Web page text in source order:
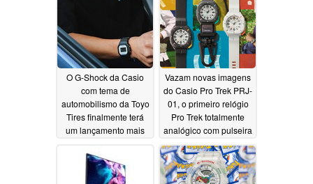
O G-Shock da Casio
com tema de
automobilismo da Toyo
Tires finalmente terá
um lançamento mais
Vazam novas imagens
do Casio Pro Trek PRJ-
01, o primeiro relógio
Pro Trek totalmente
analógico com pulseira
com mosquetão
06/22/2026